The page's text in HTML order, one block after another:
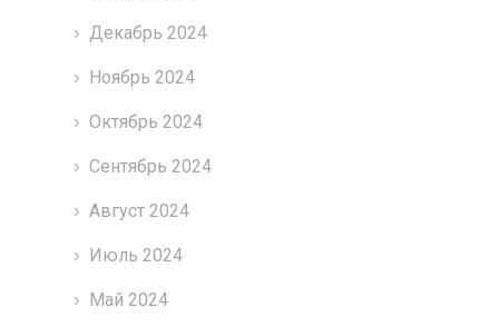
Декабрь 2024
Ноябрь 2024
Октябрь 2024
Сентябрь 2024
Август 2024
Июль 2024
Май 2024